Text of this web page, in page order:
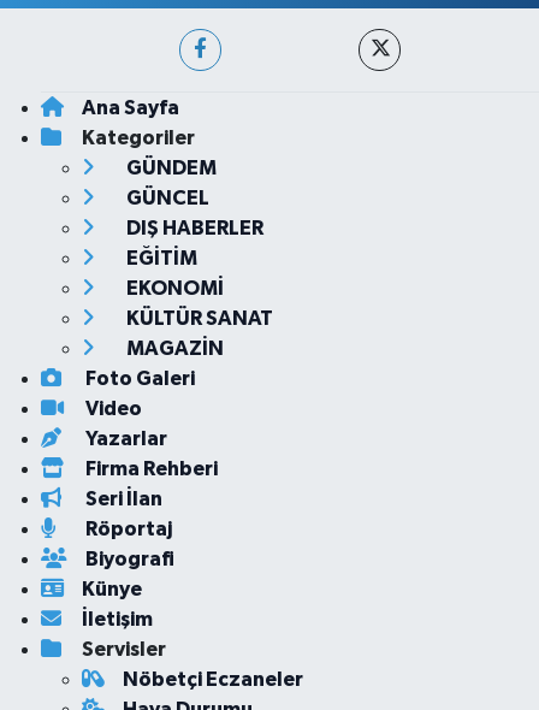
Ana Sayfa
Kategoriler
GÜNDEM
GÜNCEL
DIŞ HABERLER
EĞİTİM
EKONOMİ
KÜLTÜR SANAT
MAGAZİN
Foto Galeri
Video
Yazarlar
Firma Rehberi
Seri İlan
Röportaj
Biyografi
Künye
İletişim
Servisler
Nöbetçi Eczaneler